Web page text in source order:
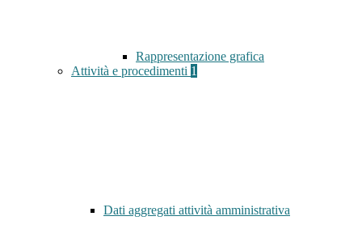
Rappresentazione grafica
Attività e procedimenti 1
Dati aggregati attività amministrativa